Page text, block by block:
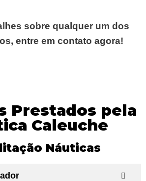
sobre qualquer um dos
entre em contato agora!
Prestados pela
Caleuche
Náuticas